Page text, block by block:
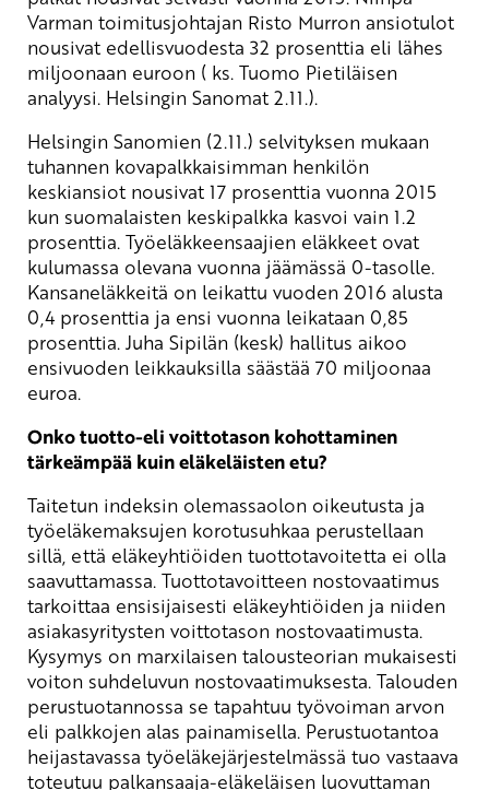
Varman toimitusjohtajan Risto Murron ansiotulot
nousivat edellisvuodesta 32 prosenttia eli lähes
miljoonaan euroon ( ks. Tuomo Pietiläisen
analyysi. Helsingin Sanomat 2.11.).
Helsingin Sanomien (2.11.) selvityksen mukaan
tuhannen kovapalkkaisimman henkilön
keskiansiot nousivat 17 prosenttia vuonna 2015
kun suomalaisten keskipalkka kasvoi vain 1.2
prosenttia. Työeläkkeensaajien eläkkeet ovat
kulumassa olevana vuonna jäämässä 0-tasolle.
Kansaneläkkeitä on leikattu vuoden 2016 alusta
0,4 prosenttia ja ensi vuonna leikataan 0,85
prosenttia. Juha Sipilän (kesk) hallitus aikoo
ensivuoden leikkauksilla säästää 70 miljoonaa
euroa.
Onko tuotto-eli voittotason kohottaminen
tärkeämpää kuin eläkeläisten etu?
Taitetun indeksin olemassaolon oikeutusta ja
työeläkemaksujen korotusuhkaa perustellaan
sillä, että eläkeyhtiöiden tuottotavoitetta ei olla
saavuttamassa. Tuottotavoitteen nostovaatimus
tarkoittaa ensisijaisesti eläkeyhtiöiden ja niiden
asiakasyritysten voittotason nostovaatimusta.
Kysymys on marxilaisen talousteorian mukaisesti
voiton suhdeluvun nostovaatimuksesta. Talouden
perustuotannossa se tapahtuu työvoiman arvon
eli palkkojen alas painamisella. Perustuotantoa
heijastavassa työeläkejärjestelmässä tuo vastaava
toteutuu palkansaaja-eläkeläisen luovuttaman